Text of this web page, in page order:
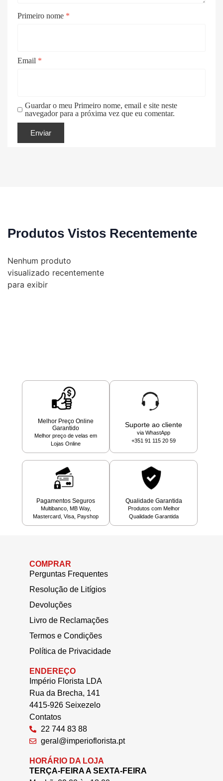
Primeiro nome *
Email *
Guardar o meu Primeiro nome, email e site neste
navegador para a próxima vez que eu comentar.
Produtos Vistos Recentemente
Nenhum produto
visualizado recentemente
para exibir
Melhor Preço Online
Garantido
Melhor preço de velas em
Lojas Online
Suporte ao cliente
via WhastApp
+351 91 115 20 59
Pagamentos Seguros
Multibanco, MB Way,
Mastercard, Visa, Payshop
Qualidade Garantida
Produtos com Melhor
Qualidade Garantida
COMPRAR
Perguntas Frequentes
Resolução de Litígios
Devoluções
Livro de Reclamações
Termos e Condições
Política de Privacidade
ENDEREÇO
Império Florista LDA
Rua da Brecha, 141
4415-926 Seixezelo
Contatos
22 744 83 88
geral@imperioflorista.pt
HORÁRIO DA LOJA
TERÇA-FEIRA A SEXTA-FEIRA